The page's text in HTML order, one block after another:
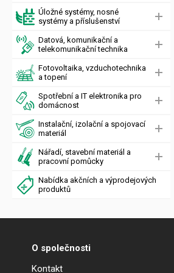
Úložné systémy, nosné
systémy a příslušenství
Datová, komunikační a
telekomunikační technika
Fotovoltaika, vzduchotechnika
a topení
Spotřební a IT elektronika pro
domácnost
Instalační, izolační a spojovací
materiál
Nářadí, stavební materiál a
pracovní pomůcky
Nabídka akčních a výprodejových
produktů
O společnosti
Kontakt